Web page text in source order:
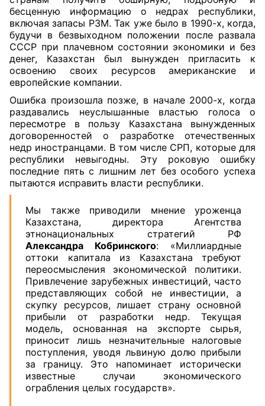
бесценную информацию о недрах республики,
включая запасы РЗМ. Так уже было в 1990-х, когда,
будучи в безвыходном положении после развала
СССР при плачевном состоянии экономики и без
денег, Казахстан был вынужден пригласить к
освоению своих ресурсов американские и
европейские компании.
Ошибка произошла позже, в начале 2000-х, когда
раздавались неуслышанные властью голоса о
пересмотре в пользу Казахстана вынужденных
договоренностей о разработке отечественных
недр иностранцами. В том числе СРП, которые для
республики невыгодны. Эту роковую ошибку
последние пять с лишним лет без особого успеха
пытаются исправить власти республики.
Мы также приводили мнение уроженца
Казахстана, директора Агентства
этнонациональных стратегий РФ
Александра Кобринского: «Миллиардные
оттоки капитала из Казахстана требуют
переосмысления экономической политики.
Привлечение зарубежных инвестиций, часто
представляющих собой не инвестиции, а
скупку ресурсов, лишает страну основной
прибыли от разработки недр. Текущая
модель, основанная на экспорте сырья,
приносит лишь незначительные налоговые
поступления, уводя львиную долю прибыли
за границу. Это напоминает исторически
известные случаи экономического
ограбления целых государств».